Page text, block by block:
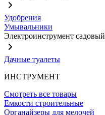
Удобрения
Умывальники
Электроинструмент садовый
Дачные туалеты
ИНСТРУМЕНТ
Смотреть все товары
Емкости строительные
Органайзеры для мелочей